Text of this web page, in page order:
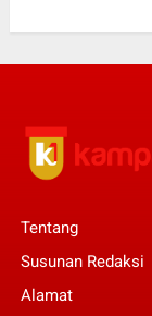
Tentang
Susunan Redaksi
Alamat